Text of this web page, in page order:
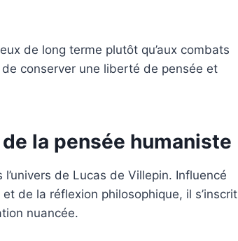
de long terme plutôt qu’aux combats
conserver une liberté de pensée et
la pensée humaniste
de Lucas de Villepin. Influencé
de la réflexion philosophique, il s’inscrit
nuancée.